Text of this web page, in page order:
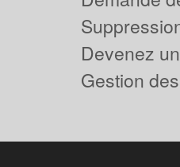
Devenez
Gestion